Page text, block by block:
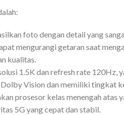
foto dengan detail yang
mengurangi getaran saat
kualitas.
1.5K dan refresh rate 120Hz,
Vision dan memiliki tingkat
prosesor kelas menengah
5G yang cepat dan stabil.